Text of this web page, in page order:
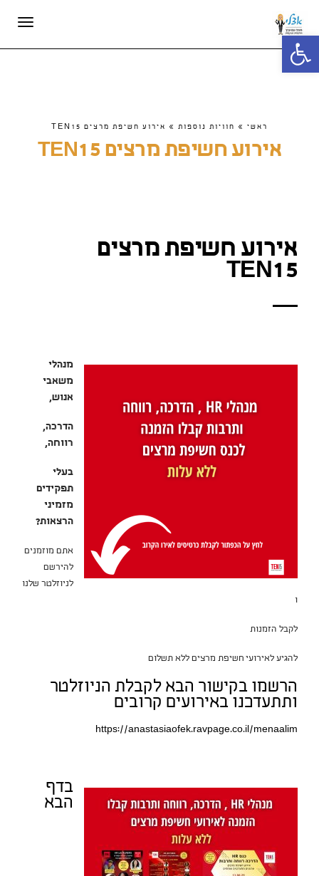
פתח סרגל נגישות
ראשי » חוויות נוספות » אירוע חשיפת מרצים TEN15
אירוע חשיפת מרצים TEN15
אירוע חשיפת מרצים
TEN15
מנהלי
משאבי
אנוש,
הדרכה,
רווחה,
בעלי
תפקידים
מזמיני
הרצאות?
אתם מוזמנים
להירשם
לניוזלטר שלנו
ו
לקבל הזמנות
להגיע לאירועי חשיפת מרצים ללא תשלום
הרשמו בקישור הבא לקבלת הניוזלטר
ותתעדכנו באירועים קרובים
https://anastasiaofek.ravpage.co.il/menaalim
בדף
הבא